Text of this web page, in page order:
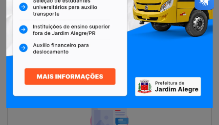
Restituição de Contribuintes